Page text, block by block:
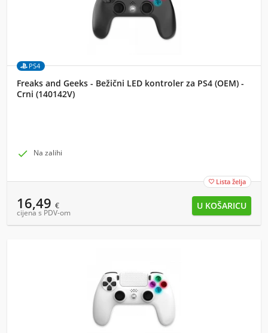
PS4
Freaks and Geeks - Bežični LED kontroler za PS4 (OEM) -
Crni (140142V)
 Na zalihi
 Lista želja
16,49 €
cijena s PDV-om